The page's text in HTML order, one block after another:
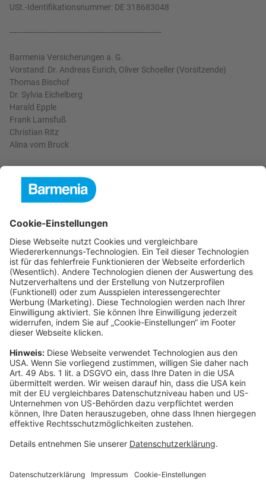
USt.-Identifikationsnummer: DE 318683048
----------------------------------------------------------------
Barmenia Versicherungen a. G.
Vorstand: Dr. Andreas Eurich, Oliver Schoeller (Vorsitzende)
Thomas Bischof
Dr. Sylvia Eichelberg
Harald Epple
Frank Lamsfuß
Christian Ritz
Alina vom Bruck
Aufsichtsrats-Vorsitzender: Dr. h. c. Josef Beutelmann
Rechtsform des Unternehmens: Versicherungsverein auf
Gegenseitigkeit
USt.-Identifikationsnummer: DE 121102508
----------------------------------------------------------------
Gothaer Lebensversicherung AG
Vorstand: Alina vom Bruck (Vorsitzende)
Thomas Bischof
Dr. Sylvia Eichelberg
Harald Epple
Dr. Andreas Eurich
Christian Ritz
Oliver Schoeller
Aufsichtsrats-Vorsitzender: Prof. Dr. Werner Görg
Rechtsform des Unternehmens: Aktiengesellschaft
Sitz: Köln; Amtsgericht Köln HRB 56769
USt.-Identifikationsnummer: DE 207591682